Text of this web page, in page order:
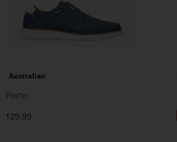
Australian
Porto
129.99